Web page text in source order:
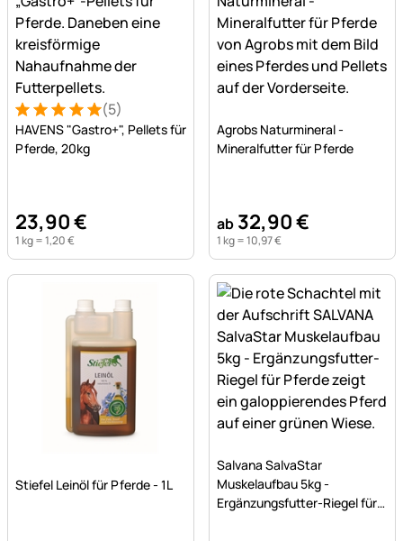
Bewertung: 5 von 5 (5 Bewertungen)
5 Bewertungen
(5)
HAVENS "Gastro+", Pellets für
Pferde, 20kg
23,90€
1 kg =1,20€
Agrobs Naturmineral -
Mineralfutter für Pferde
ab 32,90€
1 kg =10,97€
Noch keine Bewertungen abgegeben
Stiefel Leinöl für Pferde - 1L
Salvana SalvaStar
Muskelaufbau 5kg -
Ergänzungsfutter-Riegel für